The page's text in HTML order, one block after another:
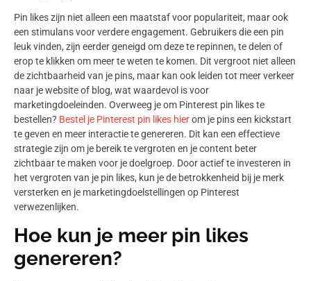
Pin likes zijn niet alleen een maatstaf voor populariteit, maar ook
een stimulans voor verdere engagement. Gebruikers die een pin
leuk vinden, zijn eerder geneigd om deze te repinnen, te delen of
erop te klikken om meer te weten te komen. Dit vergroot niet alleen
de zichtbaarheid van je pins, maar kan ook leiden tot meer verkeer
naar je website of blog, wat waardevol is voor
marketingdoeleinden. Overweeg je om Pinterest pin likes te
bestellen? Bestel je Pinterest pin likes hierom je pins een kickstart
te geven en meer interactie te genereren. Dit kan een effectieve
strategie zijn om je bereik te vergroten en je content beter
zichtbaar te maken voor je doelgroep. Door actief te investeren in
het vergroten van je pin likes, kun je de betrokkenheid bij je merk
versterken en je marketingdoelstellingen op Pinterest
verwezenlijken.
Hoe kun je meer pin likes
genereren?